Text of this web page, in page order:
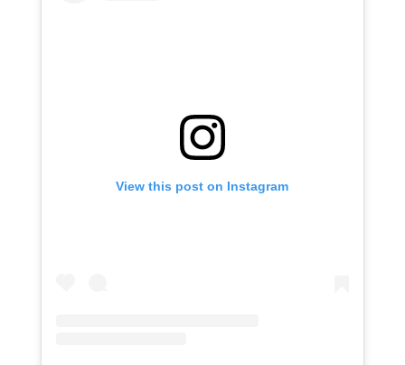
View this post on Instagram